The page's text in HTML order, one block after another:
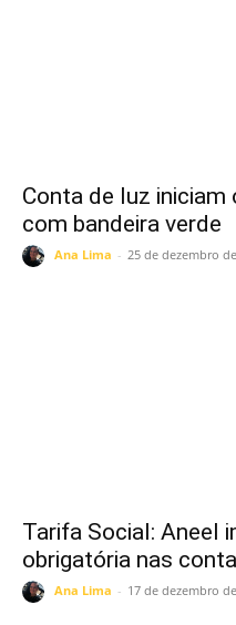
Conta de luz iniciam
com bandeira verde
Ana Lima - 25 de dezembro
Tarifa Social: Aneel
obrigatória nas
Ana Lima - 17 de dezembro